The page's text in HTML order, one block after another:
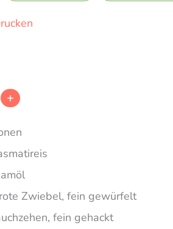
+
Zwiebel, fein gewürfelt
fein gehackt